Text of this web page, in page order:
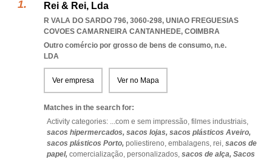
Rei & Rei, Lda
R VALA DO SARDO 796, 3060-298, UNIAO FREGUESIAS
COVOES CAMARNEIRA CANTANHEDE, COIMBRA
Outro comércio por grosso de bens de consumo, n.e.
LDA
Ver empresa Ver no Mapa
Matches in the search for:
Activity categories: ...com e sem impressão, filmes industriais,
sacos hipermercados, sacos lojas, sacos plásticos Aveiro,
sacos plásticos Porto, poliestireno, embalagens, rei, sacos de
papel, comercialização, personalizados, sacos de alça, Sacos